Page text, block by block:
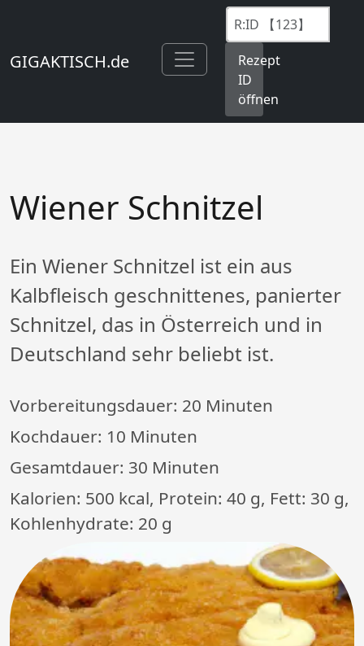
GIGAKTISCH.de
Rezept
ID
öffnen
Wiener Schnitzel
Ein Wiener Schnitzel ist ein aus
Kalbfleisch geschnittenes, panierter
Schnitzel, das in Österreich und in
Deutschland sehr beliebt ist.
Vorbereitungsdauer: 20 Minuten
Kochdauer: 10 Minuten
Gesamtdauer: 30 Minuten
Kalorien: 500 kcal, Protein: 40 g, Fett: 30 g,
Kohlenhydrate: 20 g